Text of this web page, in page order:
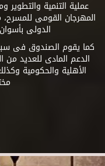
عملية التنمية والتطوير
المهرجان القومى
الدولى
كما يقوم الصندوق فى
الدعم المادى للعديد من
الأهلية والحكومية